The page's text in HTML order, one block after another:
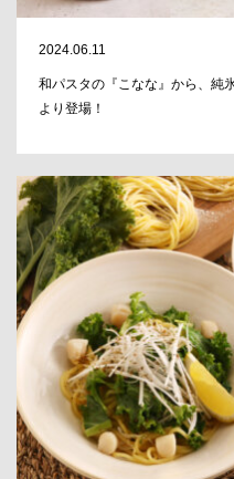
2024.06.11
和パスタの『こなな』から、純
より登場！